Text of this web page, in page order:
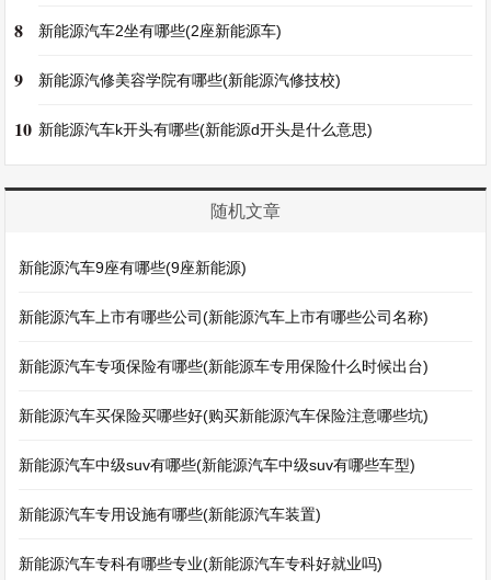
8 新能源汽车2坐有哪些(2座新能源车)
9 新能源汽修美容学院有哪些(新能源汽修技校)
10 新能源汽车k开头有哪些(新能源d开头是什么意思)
随机文章
新能源汽车9座有哪些(9座新能源)
新能源汽车上市有哪些公司(新能源汽车上市有哪些公司名称)
新能源汽车专项保险有哪些(新能源车专用保险什么时候出台)
新能源汽车买保险买哪些好(购买新能源汽车保险注意哪些坑)
新能源汽车中级suv有哪些(新能源汽车中级suv有哪些车型)
新能源汽车专用设施有哪些(新能源汽车装置)
新能源汽车专科有哪些专业(新能源汽车专科好就业吗)